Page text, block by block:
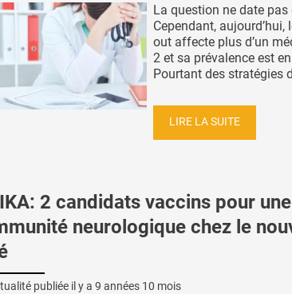
La question ne date pas
Cependant, aujourd’hui,
out affecte plus d’un
2 et sa prévalence est
Pourtant des stratégies
LIRE LA SUITE
2 candidats vaccins pour une
neurologique chez le
publiée il y a 9 années 10 mois